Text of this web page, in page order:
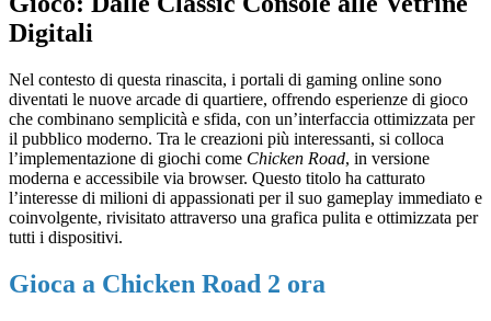
Digitali
Nel contesto di questa rinascita, i portali di gaming online sono
diventati le nuove arcade di quartiere, offrendo esperienze di gioco
che combinano semplicità e sfida, con un’interfaccia ottimizzata per
il pubblico moderno. Tra le creazioni più interessanti, si colloca
l’implementazione di giochi come Chicken Road, in versione
moderna e accessibile via browser. Questo titolo ha catturato
l’interesse di milioni di appassionati per il suo gameplay immediato e
coinvolgente, rivisitato attraverso una grafica pulita e ottimizzata per
tutti i dispositivi.
Gioca a Chicken Road 2 ora